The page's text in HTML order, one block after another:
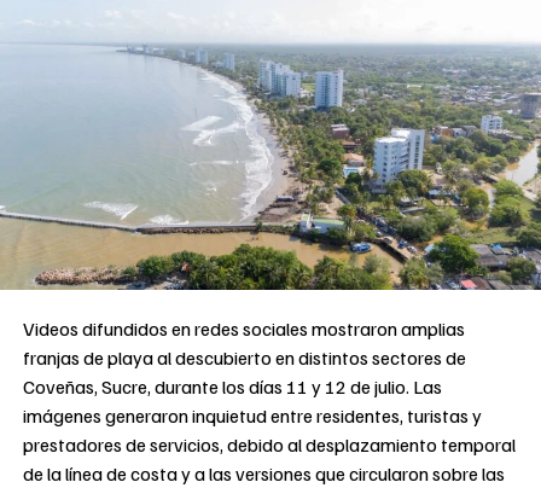
Videos difundidos en redes sociales mostraron amplias
franjas de playa al descubierto en distintos sectores de
Coveñas, Sucre, durante los días 11 y 12 de julio. Las
imágenes generaron inquietud entre residentes, turistas y
prestadores de servicios, debido al desplazamiento temporal
de la línea de costa y a las versiones que circularon sobre las